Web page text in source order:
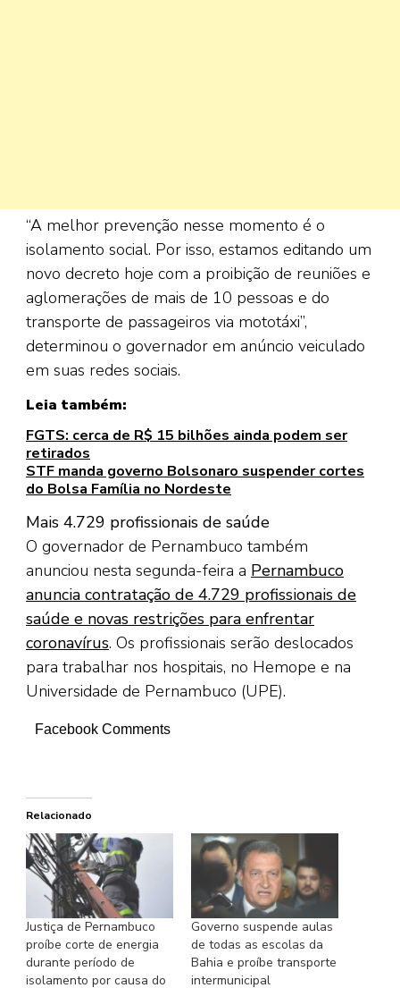
“A melhor prevenção nesse momento é o
isolamento social. Por isso, estamos editando um
novo decreto hoje com a proibição de reuniões e
aglomerações de mais de 10 pessoas e do
transporte de passageiros via mototáxi”,
determinou o governador em anúncio veiculado
em suas redes sociais.
Leia também:
FGTS: cerca de R$ 15 bilhões ainda podem ser
retirados
STF manda governo Bolsonaro suspender cortes
do Bolsa Família no Nordeste
Mais 4.729 profissionais de saúde
O governador de Pernambuco também
anunciou nesta segunda-feira a Pernambuco
anuncia contratação de 4.729 profissionais de
saúde e novas restrições para enfrentar
coronavírus. Os profissionais serão deslocados
para trabalhar nos hospitais, no Hemope e na
Universidade de Pernambuco (UPE).
Facebook Comments
Relacionado
Justiça de Pernambuco
proíbe corte de energia
durante período de
isolamento por causa do
Governo suspende aulas
de todas as escolas da
Bahia e proíbe transporte
intermunicipal